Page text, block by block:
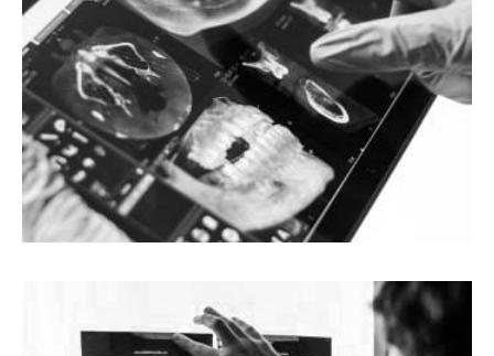
UGRADNJA IMPLANTA